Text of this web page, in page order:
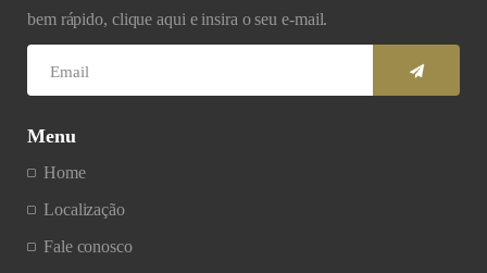
bem rápido, clique aqui e insira o seu e-mail.
Menu
Home
Localização
Fale conosco